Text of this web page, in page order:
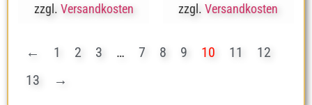
zzgl. Versandkosten
zzgl.Versandkosten
← 1 2 3 … 7 8 9 10 11
12
13
→